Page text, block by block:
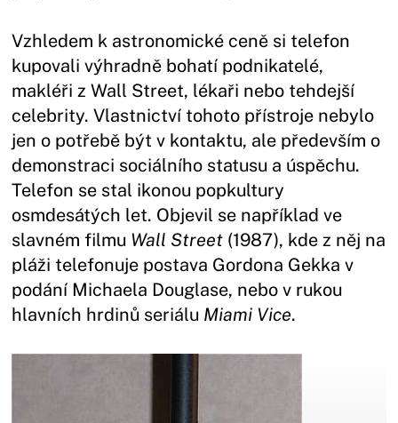
Vzhledem k astronomické ceně si telefon
kupovali výhradně bohatí podnikatelé,
makléři z Wall Street, lékaři nebo tehdejší
celebrity. Vlastnictví tohoto přístroje nebylo
jen o potřebě být v kontaktu, ale především o
demonstraci sociálního statusu a úspěchu.
Telefon se stal ikonou popkultury
osmdesátých let. Objevil se například ve
slavném filmu Wall Street (1987), kde z něj na
pláži telefonuje postava Gordona Gekka v
podání Michaela Douglase, nebo v rukou
hlavních hrdinů seriálu Miami Vice.